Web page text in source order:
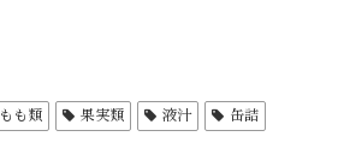
もも類 果実類 液汁 缶詰